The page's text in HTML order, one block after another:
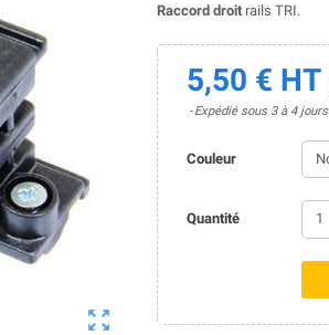

Raccord droit rails TRI.
5,50 € HT
Expédié sous 3 à 4 jours
Couleur
Quantité